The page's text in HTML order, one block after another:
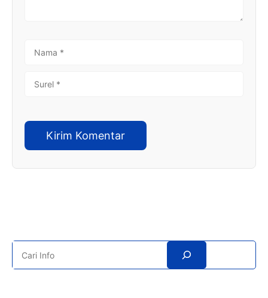
NAMA
SUREL